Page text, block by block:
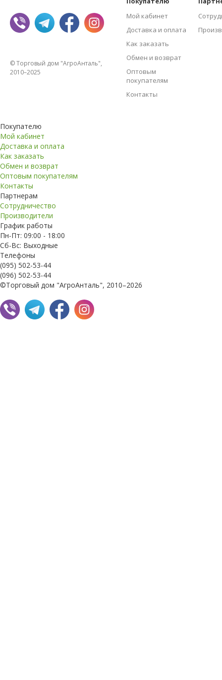
© Торговый дом "АгроАнталь",
2010–2025
Мой кабинет
Доставка и оплата
Как заказать
Обмен и возврат
Оптовым
покупателям
Контакты
Покупателю
Мой кабинет
Доставка и оплата
Как заказать
Обмен и возврат
Оптовым покупателям
Контакты
Партнерам
Сотрудничество
Производители
График работы
Пн-Пт: 09:00 - 18:00
Сб-Вс: Выходные
Телефоны
(095) 502-53-44
(096) 502-53-44
©Торговый дом "АгроАнталь", 2010–2026